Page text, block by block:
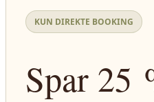
KUN DIREKTE BOOKING
Spar 25